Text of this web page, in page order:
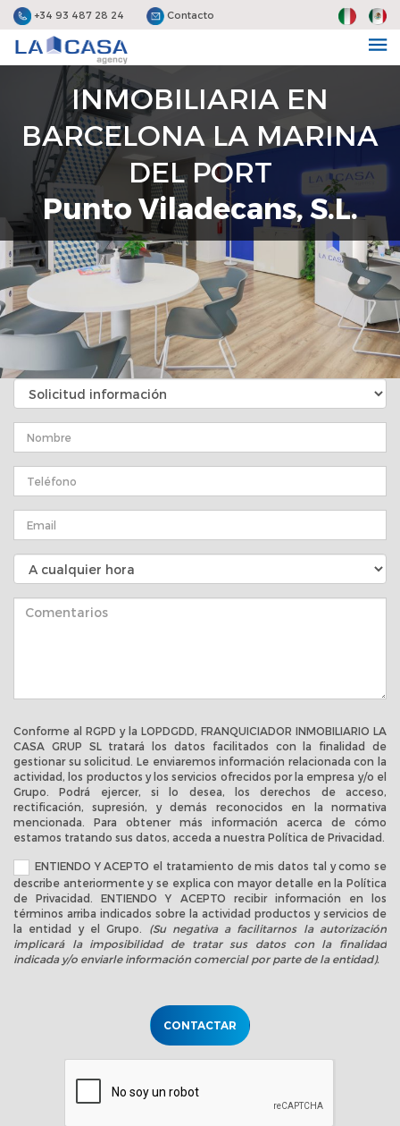
+34 93 487 28 24 Contacto
INMOBILIARIA EN
BARCELONA LA MARINA
DEL PORT
Punto Viladecans, S.L.
Conforme al RGPD y la LOPDGDD, FRANQUICIADOR INMOBILIARIO LA
CASA GRUP SL tratará los datos facilitados con la finalidad de
gestionar su solicitud. Le enviaremos información relacionada con la
actividad, los productos y los servicios ofrecidos por la empresa y/o el
Grupo. Podrá ejercer, si lo desea, los derechos de acceso,
rectificación, supresión, y demás reconocidos en la normativa
mencionada. Para obtener más información acerca de cómo
estamos tratando sus datos, acceda a nuestra Política de Privacidad .
ENTIENDO Y ACEPTO el tratamiento de mis datos tal y como se
describe anteriormente y se explica con mayor detalle en la Política
de Privacidad . ENTIENDO Y ACEPTO recibir información en los
términos arriba indicados sobre la actividad productos y servicios de
la entidad y el Grupo.
(Su negativa a facilitarnos la autorización
implicará la imposibilidad de tratar sus datos con la finalidad
indicada y/o enviarle información comercial por parte de la entidad).
CONTACTAR